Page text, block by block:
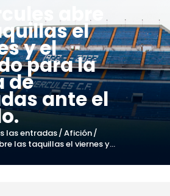
abre
el
y el
para la
de
ante el
las entradas Afición
las taquillas el viernes y...